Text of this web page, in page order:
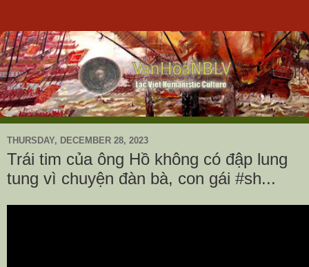
THURSDAY, DECEMBER 28, 2023
Trái tim của ông Hồ không có đập lung
tung vì chuyện đàn bà, con gái #sh...